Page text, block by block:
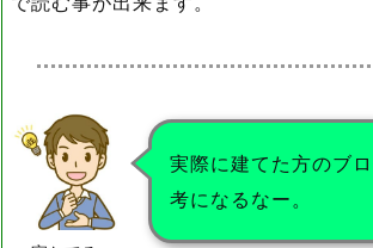
実際に建てた方のブ
考になるなー。